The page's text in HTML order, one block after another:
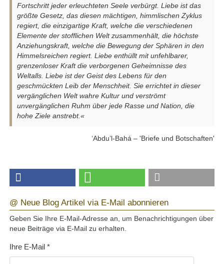
Fortschritt jeder erleuchteten Seele verbürgt. Liebe ist das
größte Gesetz, das diesen mächtigen, himmlischen Zyklus
regiert, die einzigartige Kraft, welche die verschiedenen
Elemente der stofflichen Welt zusammenhält, die höchste
Anziehungskraft, welche die Bewegung der Sphären in den
Himmelsreichen regiert. Liebe enthüllt mit unfehlbarer,
grenzenloser Kraft die verborgenen Geheimnisse des
Weltalls. Liebe ist der Geist des Lebens für den
geschmückten Leib der Menschheit. Sie errichtet in dieser
vergänglichen Welt wahre Kultur und verströmt
unvergänglichen Ruhm über jede Rasse und Nation, die
hohe Ziele anstrebt.«
‘Abdu’l-Bahá – 'Briefe und Botschaften'
@ Neue Blog Artikel via E-Mail abonnieren
Geben Sie Ihre E-Mail-Adresse an, um Benachrichtigungen über
neue Beiträge via E-Mail zu erhalten.
Ihre E-Mail*